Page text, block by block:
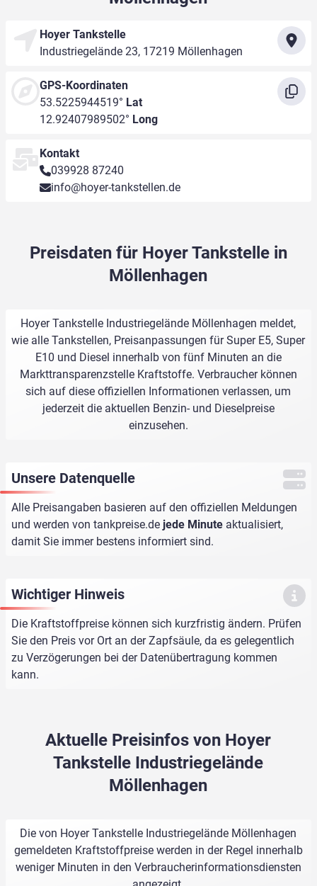
Hoyer Tankstelle
Industriegelände 23, 17219 Möllenhagen
GPS-Koordinaten
53.5225944519° Lat
12.92407989502° Long
Kontakt
039928 87240
info@hoyer-tankstellen.de
Preisdaten für Hoyer Tankstelle in
Möllenhagen
Hoyer Tankstelle Industriegelände Möllenhagen meldet,
wie alle Tankstellen, Preisanpassungen für Super E5, Super
E10 und Diesel innerhalb von fünf Minuten an die
Markttransparenzstelle Kraftstoffe. Verbraucher können
sich auf diese offiziellen Informationen verlassen, um
jederzeit die aktuellen Benzin- und Dieselpreise
einzusehen.
Unsere Datenquelle
Alle Preisangaben basieren auf den offiziellen Meldungen
und werden von tankpreise.de jede Minute aktualisiert,
damit Sie immer bestens informiert sind.
Wichtiger Hinweis
Die Kraftstoffpreise können sich kurzfristig ändern. Prüfen
Sie den Preis vor Ort an der Zapfsäule, da es gelegentlich
zu Verzögerungen bei der Datenübertragung kommen
kann.
Aktuelle Preisinfos von Hoyer
Tankstelle Industriegelände
Möllenhagen
Die von Hoyer Tankstelle Industriegelände Möllenhagen
gemeldeten Kraftstoffpreise werden in der Regel innerhalb
weniger Minuten in den Verbraucherinformationsdiensten